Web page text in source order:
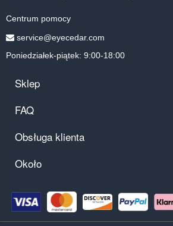
Centrum pomocy
service@eyecedar.com
Poniedziałek-piątek: 9:00-18:00
Sklep
FAQ
Obsługa klienta
Około